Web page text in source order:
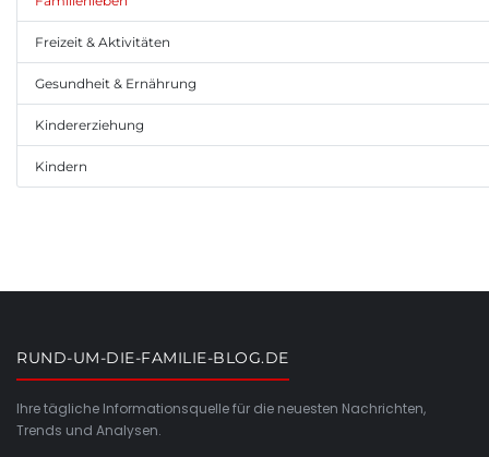
Freizeit & Aktivitäten
Gesundheit & Ernährung
Kindererziehung
Kindern
RUND-UM-DIE-FAMILIE-BLOG.DE
Ihre tägliche Informationsquelle für die neuesten Nachrichten,
Trends und Analysen.